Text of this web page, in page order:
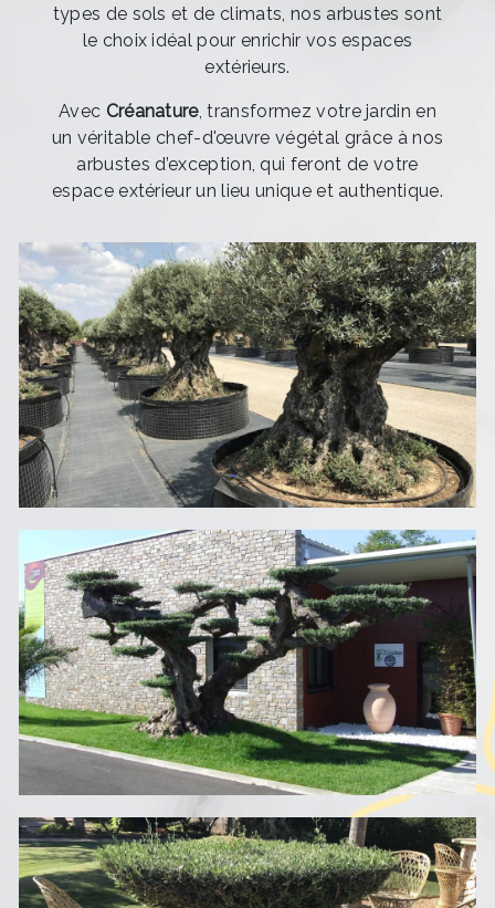
types de sols et de climats, nos arbustes sont
le choix idéal pour enrichir vos espaces
extérieurs.
Avec Créanature, transformez votre jardin en
un véritable chef-d'œuvre végétal grâce à nos
arbustes d’exception, qui feront de votre
espace extérieur un lieu unique et authentique.